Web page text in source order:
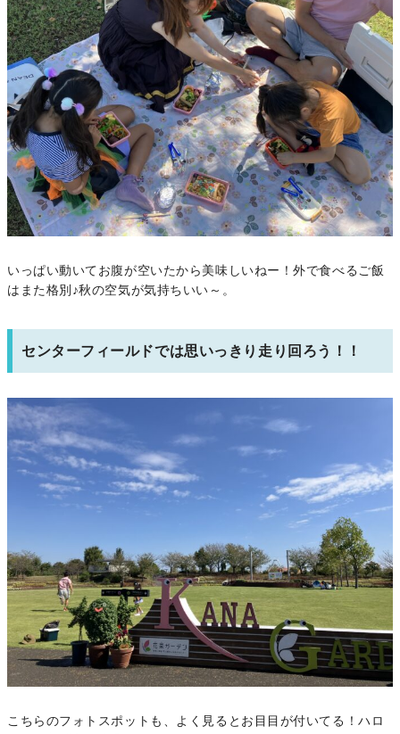
いっぱい動いてお腹が空いたから美味しいねー！外で食べるご飯
はまた格別♪秋の空気が気持ちいい～。
センターフィールドでは思いっきり走り回ろう！！
こちらのフォトスポットも、よく見るとお目目が付いてる！ハロ